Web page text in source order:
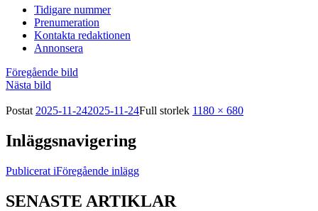
Tidigare nummer
Prenumeration
Kontakta redaktionen
Annonsera
Föregående bild
Nästa bild
Postat 2025-11-242025-11-24Full storlek 1180 × 680
Inläggsnavigering
Publicerat iFöregående inlägg
SENASTE ARTIKLAR